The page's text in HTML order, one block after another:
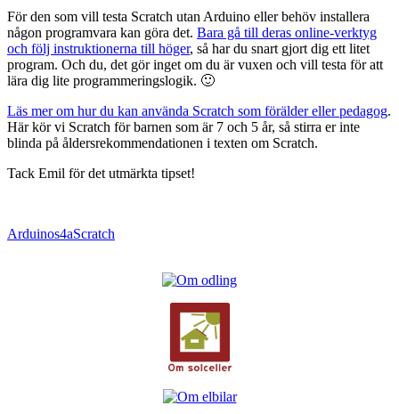
För den som vill testa Scratch utan Arduino eller behöv installera
någon programvara kan göra det. Bara gå till deras online-verktyg
och följ instruktionerna till höger, så har du snart gjort dig ett litet
program. Och du, det gör inget om du är vuxen och vill testa för att
lära dig lite programmeringslogik. 🙂
Läs mer om hur du kan använda Scratch som förälder eller pedagog.
Här kör vi Scratch för barnen som är 7 och 5 år, så stirra er inte
blinda på åldersrekommendationen i texten om Scratch.
Tack Emil för det utmärkta tipset!
Arduinos4aScratch